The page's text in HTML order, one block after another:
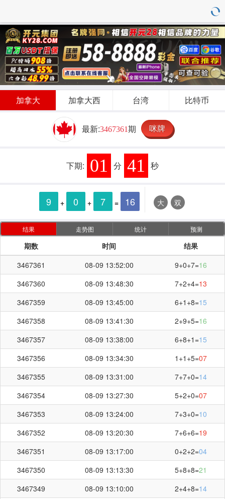
加拿大 加拿大西 台湾 比特币
最新:3467361期 咪牌
下期: 01 分 41 秒
9 + 0 + 7 = 16 大 双
结果 走势图 统计 预测
期数 时间
结果
3467361
08-09 13:52:00 9+0+7=16
3467360
08-09 13:48:30 7+2+4=13
3467359
08-09 13:45:00 6+1+8=15
3467358
08-09 13:41:30 2+9+5=16
3467357
08-09 13:38:00 6+8+1=15
3467356
08-09 13:34:30 1+1+5=07
3467355
08-09 13:31:00 7+7+0=14
3467354
08-09 13:27:30 5+2+0=07
3467353
08-09 13:24:00 7+3+0=10
3467352
08-09 13:20:30 7+6+6=19
3467351
08-09 13:17:00 0+2+2=04
3467350
08-09 13:13:30 5+8+8=21
3467349
08-09 13:10:00 2+4+8=14